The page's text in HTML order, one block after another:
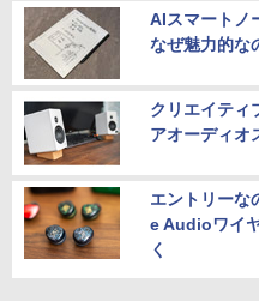
AIスマートノ
なぜ魅力的な
クリエイティ
アオーディオ
エントリー
e Audioワイ
く